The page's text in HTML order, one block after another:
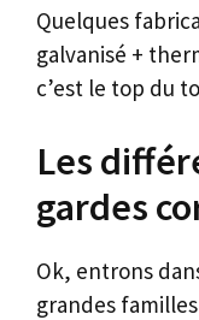
Quelques
galvanisé +
c’est le top du
Les
gardes
Ok, entrons
grandes